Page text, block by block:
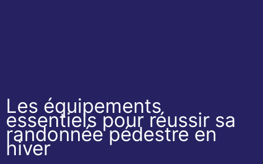
Les équipements
essentiels pour réussir sa
randonnée pédestre en
hiver